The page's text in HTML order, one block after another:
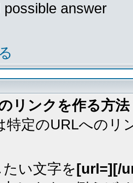
possible answer
リンクを作る方法
特定のURLへのリ
い文字を[url=][/